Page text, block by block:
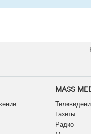
MASS
Газеты
Радио